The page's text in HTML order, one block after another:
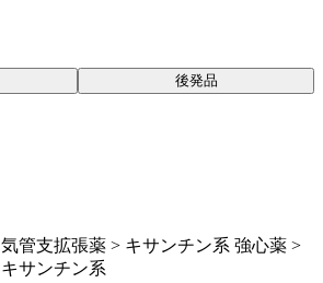
後発品
気管支拡張薬 > キサンチン系 強心薬 >
キサンチン系